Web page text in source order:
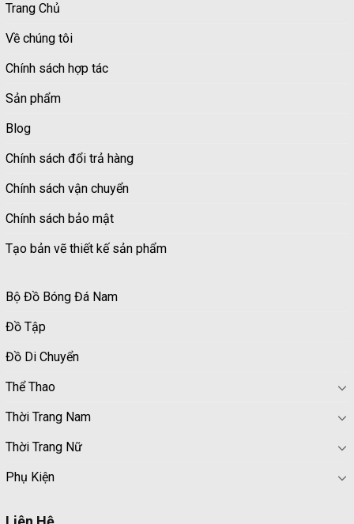
Trang Chủ
Về chúng tôi
Chính sách hợp tác
Sản phẩm
Blog
Chính sách đổi trả hàng
Chính sách vận chuyển
Chính sách bảo mật
Tạo bản vẽ thiết kế sản phẩm
Bộ Đồ Bóng Đá Nam
Đồ Tập
Đồ Di Chuyển
Thể Thao
Thời Trang Nam
Thời Trang Nữ
Phụ Kiện